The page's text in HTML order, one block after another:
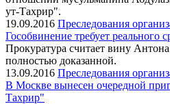
ут-Тахрир".
19.09.2016 Преследования
Гособвинение требует реального
Прокуратура считает вину
полностью доказанной.
13.09.2016 Преследования
В Москве вынесен очередной
Тахрир"